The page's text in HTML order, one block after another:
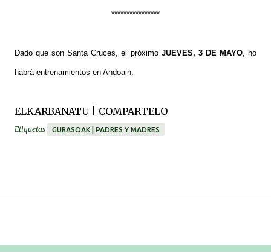
****************
Dado que son Santa Cruces, el próximo JUEVES, 3 DE MAYO, no
habrá entrenamientos en Andoain.
ELKARBANATU | COMPARTELO
Etiquetas GURASOAK | PADRES Y MADRES